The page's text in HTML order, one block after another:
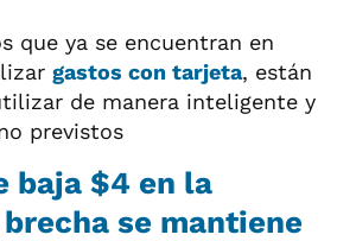
que ya se encuentran en
gastos con tarjeta, están
de manera inteligente y
previstos
baja $4 en la
se mantiene